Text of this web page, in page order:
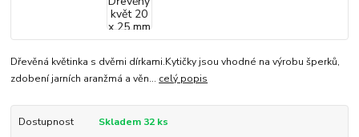
Dřevěná květinka s dvěmi dírkami.Kytičky jsou vhodné na výrobu šperků,
zdobení jarních aranžmá a věn... celý popis
Dostupnost
Skladem 32 ks